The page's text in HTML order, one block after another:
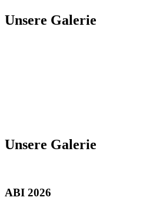
Unsere Galerie
Unsere Galerie
ABI 2026